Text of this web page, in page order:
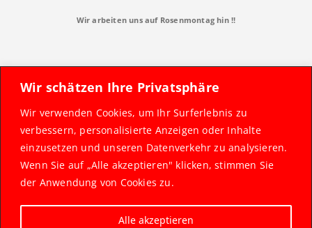
Wir schätzen Ihre Privatsphäre
Wir verwenden Cookies, um Ihr Surferlebnis zu
verbessern, personalisierte Anzeigen oder Inhalte
einzusetzen und unseren Datenverkehr zu analysieren.
Wenn Sie auf „Alle akzeptieren" klicken, stimmen Sie
der Anwendung von Cookies zu.
Alle akzeptieren
Wir arbeiten uns auf Rosenmontag hin !!